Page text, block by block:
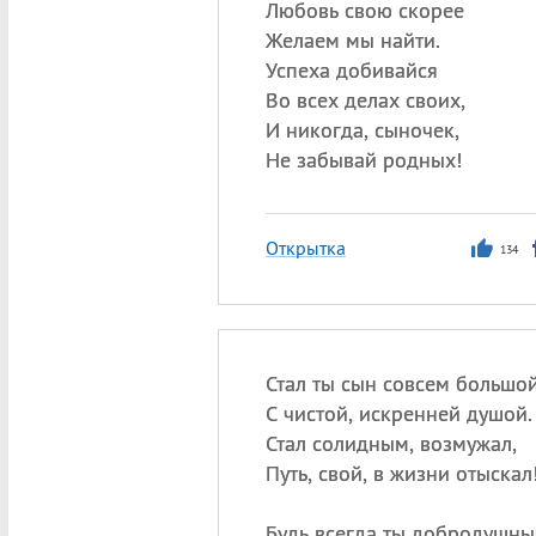
Любовь свою скорее
Желаем мы найти.
Успеха добивайся
Во всех делах своих,
И никогда, сыночек,
Не забывай родных!
Открытка 134
Стал ты сын совсем
С чистой, искренней душой.
Стал солидным, возмужал,
Путь, свой, в жизни отыскал!